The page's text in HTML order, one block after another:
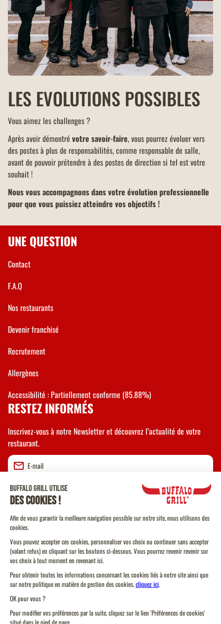
LES EVOLUTIONS POSSIBLES
Vous aimez les challenges ?
Après avoir démontré votre savoir-faire, vous pourrez évoluer vers
des postes à plus de responsabilités, comme responsable de salle,
avant de pouvoir prétendre à des postes de direction si tel est votre
souhait !
Nous vous accompagnons dans votre évolution professionnelle
pour que vous puissiez atteindre vos objectifs !
UNE QUESTION
Contact
F.A.Q
Nos restaurants
Devenir franchisé
Recrutement
Allergènes
Accessibilité : Partiellement conforme (85.88%)
RESTEZ INFORMÉS
Inscrivez-vous à notre Newsletter et découvrez l’actualité de votre
restaurant.
Valider
CGU
CGV Vente à emporter
CGU Programme de Fidélité
Politique Cookies
Protection des données personnelles
Plan du site
Trouvez l'offre